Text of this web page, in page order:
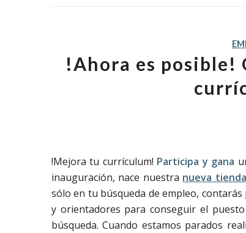
!Ahora es posible!
!Mejora tu currículum! Participa y gana
inauguración, nace nuestra nueva
sólo en tu búsqueda de empleo,
y orientadores para conseguir el
búsqueda. Cuando estamos parados